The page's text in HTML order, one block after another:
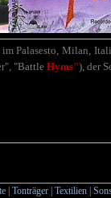
Palasesto, Milan,
"Battle Hyms"), der
Tonträger Textilien